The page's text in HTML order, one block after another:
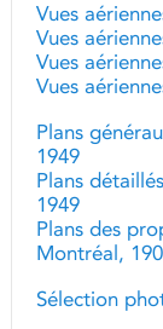
Vues
Vues
Vues
Vues
Plans
1949
Plans
1949
Plans des
Montréal,
Sélection